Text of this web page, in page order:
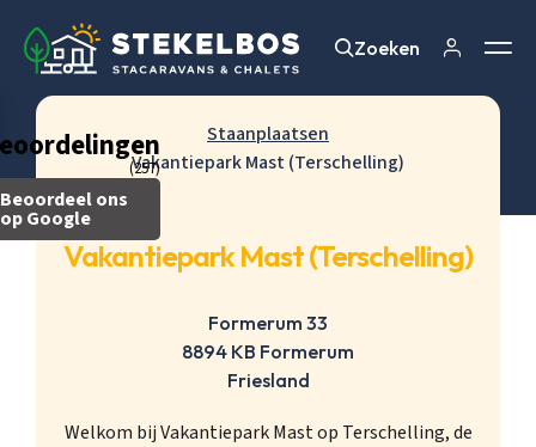
(257)
Beoordeel ons
op Google
Zoeken
Zoeken
Staanplaatsen
Vakantiepark Mast (Terschelling)
Vakantiepark Mast (Terschelling)
Formerum 33
8894 KB Formerum
Friesland
Welkom bij Vakantiepark Mast op Terschelling, de